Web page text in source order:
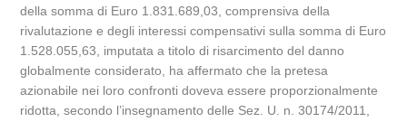
della somma di Euro 1.831.689,03, comprensiva della
rivalutazione e degli interessi compensativi sulla somma di Euro
1.528.055,63, imputata a titolo di risarcimento del danno
globalmente considerato, ha affermato che la pretesa
azionabile nei loro confronti doveva essere proporzionalmente
ridotta, secondo l’insegnamento delle Sez. U. n. 30174/2011,